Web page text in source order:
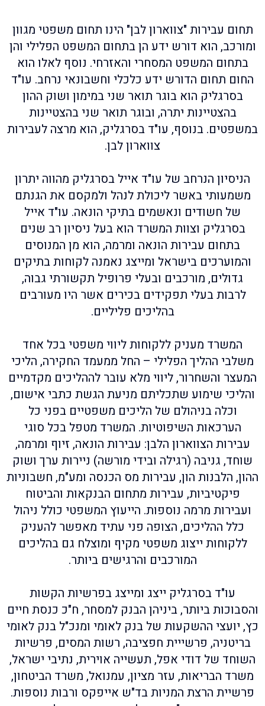
תחום עבירות "צווארון לבן" הינו תחום משפטי מגוון
ומורכב, הוא דורש ידע הן בתחום המשפט הפלילי והן
בתחום המשפט המסחרי והאזרחי. נוסף לאלו הוא
החום תחום הדורש ידע כלכלי וחשבונאי נרחב. עו"ד
בסרגליק הוא בוגר תואר שני במימון ושוק ההון
בהצטיינות יתרה, ובוגר תואר שני בהצטיינות
במשפטים. בנוסף, עו"ד בסרגליק, הוא מרצה לעבירות
צווארון לבן.
הניסיון הנרחב של עו"ד אייל בסרגליק מהווה יתרון
משמעותי באשר ליכולת לנהל ולמקסם את הגנתם
של חשודים ונאשמים בתיקי הונאה. עו"ד אייל
בסרגליק וצוות המשרד הוא בעל ניסיון רב שנים
בתחום עבירות הונאה ומרמה, הוא מן המנוסים
והמוערכים בישראל ומייצג נאמנה לקוחות בתיקים
גדולים, מורכבים ובעלי פרופיל תקשורתי גבוה,
לרבות בעלי תפקידים בכירים אשר היו מעורבים
בהליכים פליליים.
המשרד מעניק ללקוחות ליווי משפטי בכל אחד
משלבי ההליך הפלילי – החל ממעמד החקירה, הליכי
המעצר והשחרור, ליווי מלא עובר לההליכים מקדמיים
והליכי שימוע שתכליתם מניעת הגשת כתבי אישום,
וכלה בניהולם של הליכים משפטיים בפני כל
הערכאות השיפוטיות. המשרד מטפל בכל סוגי
עבירות הצווארון הלבן: עבירות הונאה, זיוף ומרמה,
שוחד, גניבה (רגילה ובידי מורשה) ניירות ערך ושוק
ההון, הלבנות הון, עבירות מס הכנסה ומע"מ, חשבוניות
פיקטיביות, עבירות מתחום הבנקאות והביטוח
ועבירות מרמה נוספות. הייעוץ המשפטי כולל ניהול
כלל ההליכים, הצופה פני עתיד מאפשר להעניק
ללקוחות ייצוג משפטי מקיף ומוצלח גם בהליכים
המורכבים והרגישים ביותר.
עו"ד בסרגליק ייצג ומייצג בפרשיות הקשות
והסבוכות ביותר, ביניהן הבנק למסחר, ח"כ כנסת חיים
כץ, יועצי ההשקעות של בנק לאומי ומנכ"ל בנק לאומי
בריטניה, פרשייית חפציבה, רשות המסים, פרשיות
השוחד של דודי אפל, תעשייה אוירית, נתיבי ישראל,
משרד הבריאות, עזר מציון, עמנואל, משרד הביטחון,
פרשיית הרצת המניות בד"ש אייפקס ורבות נוספות.